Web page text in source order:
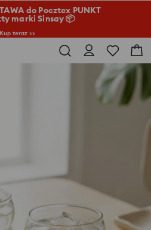
do Pocztex PUNKT
marki Sinsay 📦
Kup teraz >>